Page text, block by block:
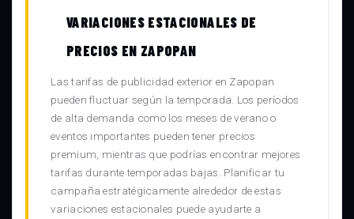
VARIACIONES ESTACIONALES DE
PRECIOS EN ZAPOPAN
Las tarifas de publicidad exterior en Zapopan
pueden fluctuar según la temporada. Los períodos
de alta demanda como los meses de verano o
eventos importantes pueden tener precios
premium, mientras que podrías encontrar mejores
tarifas durante temporadas bajas. Planificar tu
campaña estratégicamente alrededor de estas
variaciones estacionales puede ayudarte a